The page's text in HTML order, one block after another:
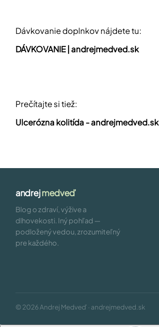
Dávkovanie doplnkov nájdete tu:
DÁVKOVANIE | andrejmedved.sk
Prečítajte si tiež:
Ulcerózna kolitída -andrejmedved.sk
andrejmedveď
Blog o zdraví, výžive a
dlhovekosti. Iný pohľad —
podložený vedou, zrozumiteľný
pre každého.
© 2026 Andrej Medveď · andrejmedved.sk